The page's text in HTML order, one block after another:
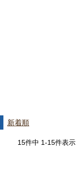
新着順
15件中 1-15件表示